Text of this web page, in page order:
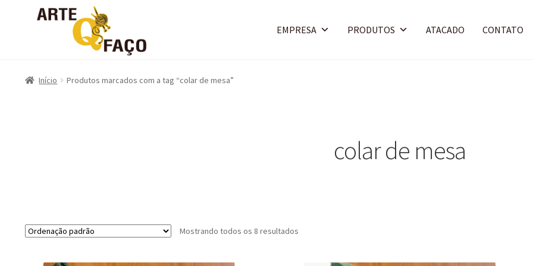
EMPRESA PRODUTOS ATACADO CONTATO
Início Produtos marcados com a tag “colar de mesa”
colar de mesa
Mostrando todos os 8 resultados